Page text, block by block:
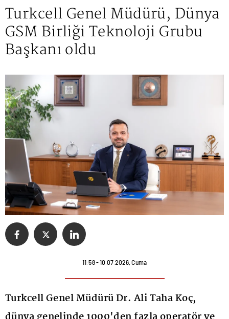
Turkcell Genel Müdürü, Dünya
GSM Birliği Teknoloji Grubu
Başkanı oldu
11:58 - 10.07.2026, Cuma
Turkcell Genel Müdürü Dr. Ali Taha Koç,